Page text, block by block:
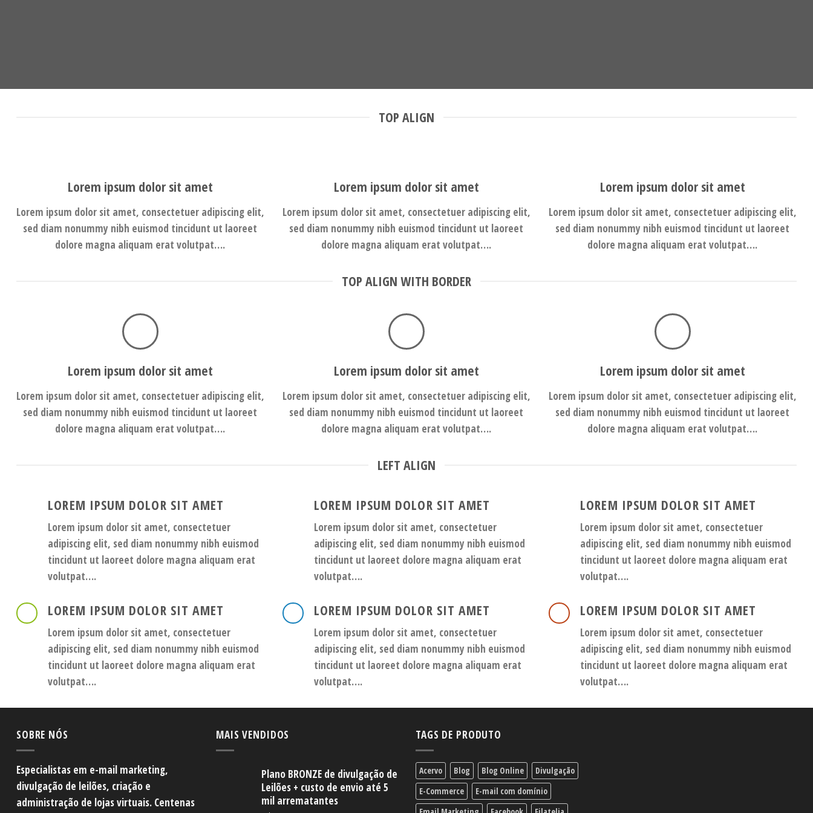
TOP ALIGN
Lorem ipsum dolor sit amet
Lorem ipsum dolor sit amet, consectetuer adipiscing elit,
sed diam nonummy nibh euismod tincidunt ut laoreet
dolore magna aliquam erat volutpat….
Lorem ipsum dolor sit amet
Lorem ipsum dolor sit amet, consectetuer adipiscing elit,
sed diam nonummy nibh euismod tincidunt ut laoreet
dolore magna aliquam erat volutpat….
Lorem ipsum dolor sit amet
Lorem ipsum dolor sit amet, consectetuer adipiscing elit,
sed diam nonummy nibh euismod tincidunt ut laoreet
dolore magna aliquam erat volutpat….
TOP ALIGN WITH BORDER
Lorem ipsum dolor sit amet
Lorem ipsum dolor sit amet, consectetuer adipiscing elit,
sed diam nonummy nibh euismod tincidunt ut laoreet
dolore magna aliquam erat volutpat….
Lorem ipsum dolor sit amet
Lorem ipsum dolor sit amet, consectetuer adipiscing elit,
sed diam nonummy nibh euismod tincidunt ut laoreet
dolore magna aliquam erat volutpat….
Lorem ipsum dolor sit amet
Lorem ipsum dolor sit amet, consectetuer adipiscing elit,
sed diam nonummy nibh euismod tincidunt ut laoreet
dolore magna aliquam erat volutpat….
LEFT ALIGN
LOREM IPSUM DOLOR SIT AMET
Lorem ipsum dolor sit amet, consectetuer
adipiscing elit, sed diam nonummy nibh euismod
tincidunt ut laoreet dolore magna aliquam erat
volutpat….
LOREM IPSUM DOLOR SIT AMET
Lorem ipsum dolor sit amet, consectetuer
adipiscing elit, sed diam nonummy nibh euismod
tincidunt ut laoreet dolore magna aliquam erat
volutpat….
LOREM IPSUM DOLOR SIT AMET
Lorem ipsum dolor sit amet, consectetuer
adipiscing elit, sed diam nonummy nibh euismod
tincidunt ut laoreet dolore magna aliquam erat
volutpat….
LOREM IPSUM DOLOR SIT AMET
Lorem ipsum dolor sit amet, consectetuer
adipiscing elit, sed diam nonummy nibh euismod
tincidunt ut laoreet dolore magna aliquam erat
volutpat….
LOREM IPSUM DOLOR SIT AMET
Lorem ipsum dolor sit amet, consectetuer
adipiscing elit, sed diam nonummy nibh euismod
tincidunt ut laoreet dolore magna aliquam erat
volutpat….
LOREM IPSUM DOLOR SIT AMET
Lorem ipsum dolor sit amet, consectetuer
adipiscing elit, sed diam nonummy nibh euismod
tincidunt ut laoreet dolore magna aliquam erat
volutpat….
SOBRE NÓS
Especialistas em e-mail marketing,
divulgação de leilões, criação e
administração de lojas virtuais. Centenas
MAIS VENDIDOS
Plano BRONZE de divulgação de
Leilões + custo de envio até 5
mil arrematantes
TAGS DE PRODUTO
Acervo Blog Blog Online
Divulgação
E-Commerce
E-mail com domínio